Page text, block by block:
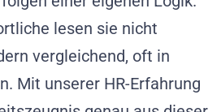
lesen sie nicht
vergleichend, oft in
Mit unserer HR-Erfahrung